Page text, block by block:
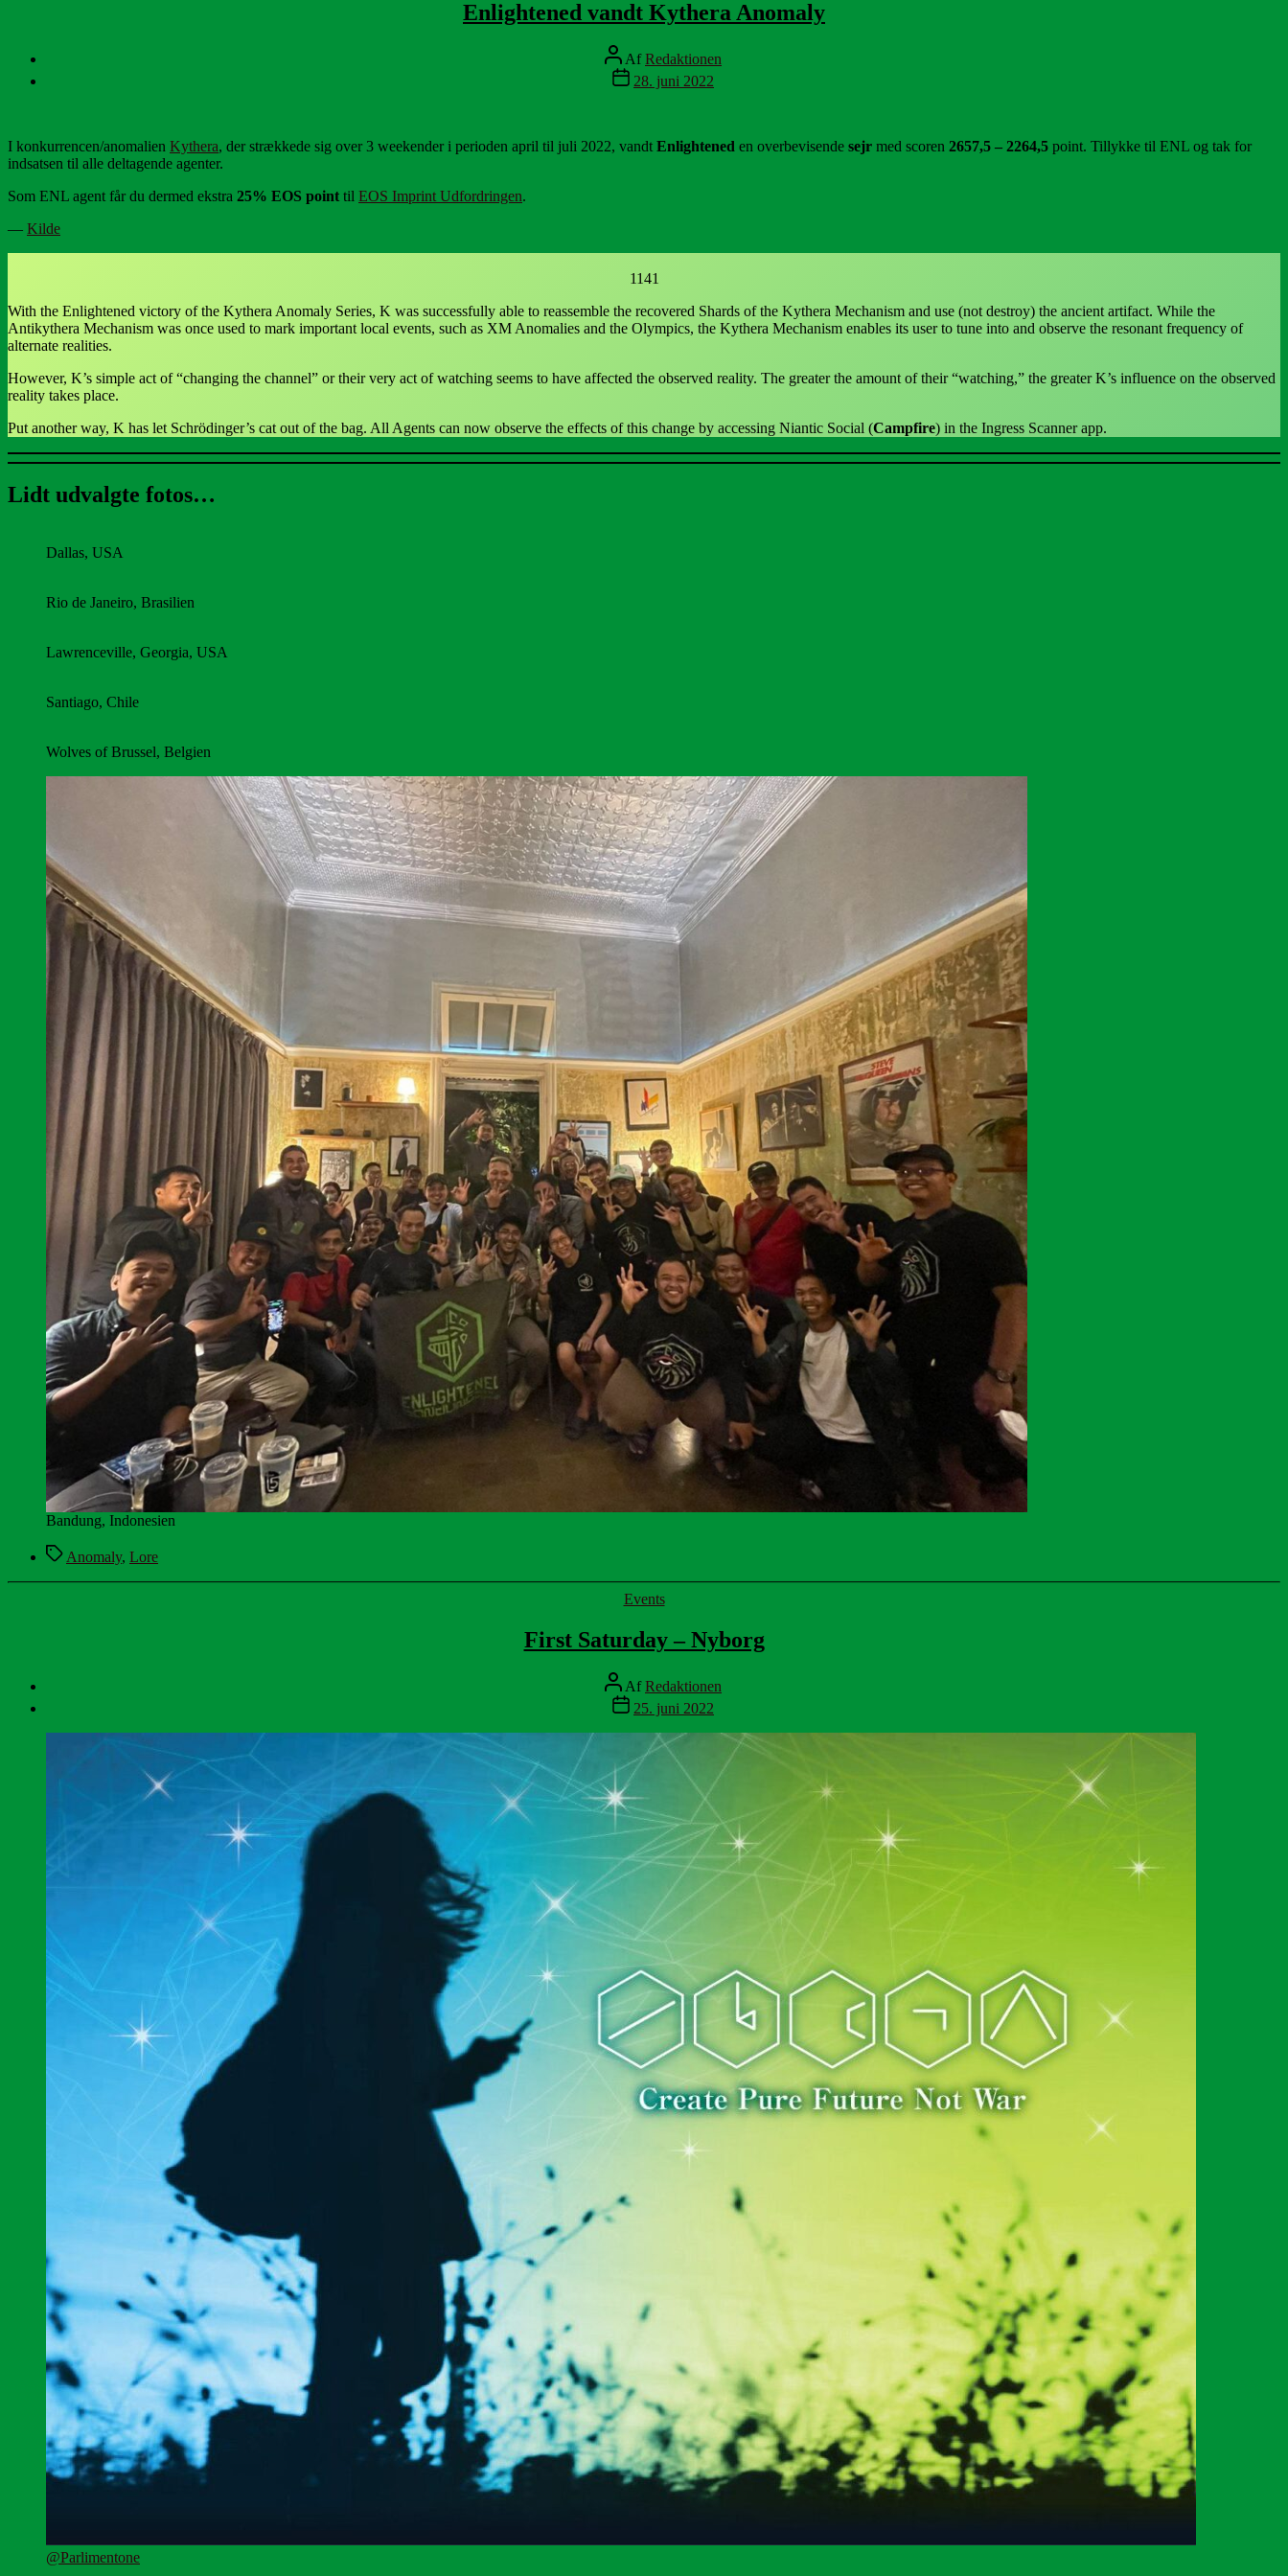
Enlightened vandt Kythera Anomaly
Indlægsforfatter
AfRedaktionen
Indlægsdato
28. juni 2022
I konkurrencen/anomalien Kythera, der strækkede sig over 3 weekender i perioden april til juli 2022, vandt Enlightened en overbevisende sejr med scoren 2657,5 – 2264,5 point. Tillykke til ENL og tak for
indsatsen til alle deltagende agenter.
Som ENL agent får du dermed ekstra 25% EOS point til EOS Imprint Udfordringen.
— Kilde
1141
With the Enlightened victory of the Kythera Anomaly Series, K was successfully able to reassemble the recovered Shards of the Kythera Mechanism and use (not destroy) the ancient artifact. While the
Antikythera Mechanism was once used to mark important local events, such as XM Anomalies and the Olympics, the Kythera Mechanism enables its user to tune into and observe the resonant frequency of
alternate realities.
However, K’s simple act of “changing the channel” or their very act of watching seems to have affected the observed reality. The greater the amount of their “watching,” the greater K’s influence on the observed
reality takes place.
Put another way, K has let Schrödinger’s cat out of the bag. All Agents can now observe the effects of this change by accessing Niantic Social (Campfire) in the Ingress Scanner app.
Lidt udvalgte fotos…
Dallas, USA
Rio de Janeiro, Brasilien
Lawrenceville, Georgia, USA
Santiago, Chile
Wolves of Brussel, Belgien
Bandung, Indonesien
TagsAnomaly, Lore
Kategorier
Events
First Saturday – Nyborg
Indlægsforfatter
AfRedaktionen
Indlægsdato
25. juni 2022
@Parlimentone